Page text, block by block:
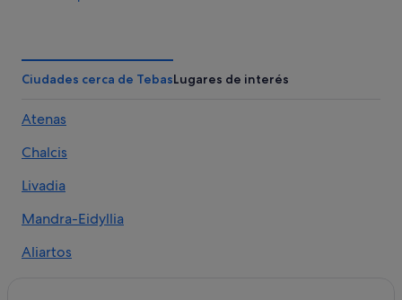
Hoteles de 4 estrellas en Tebas
Ciudades cerca de TebasLugares de interés
Atenas
Chalcis
Livadia
Mandra-Eidyllia
Aliartos